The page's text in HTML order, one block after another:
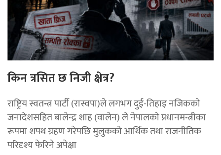
किन त्रसित छ निजी क्षेत्र?
राष्ट्रिय स्वतन्त्र पार्टी (रास्वपा)ले लगभग दुई-तिहाइ नजिकको
जनादेशसहित बालेन्द्र शाह (वालेन) ले नेपालको प्रधानमन्त्रीका
रूपमा शपथ ग्रहण गरेपछि मुलुकको आर्थिक तथा राजनीतिक
परिदृश्य फेरिने अपेक्षा